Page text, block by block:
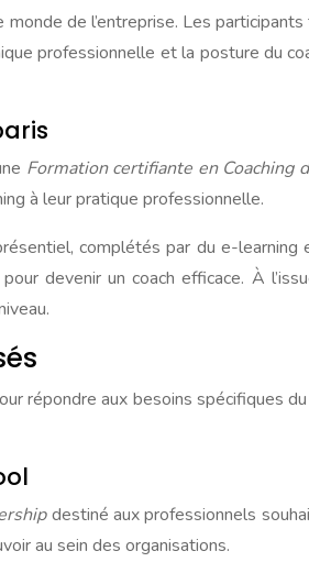
de l’entreprise. Les
professionnelle et la posture du
Formation certifiante en Coaching
à leur pratique professionnelle.
complétés par du e-
devenir un coach efficace. À
aux besoins spécifiques
destiné aux professionnels
au sein des organisations.